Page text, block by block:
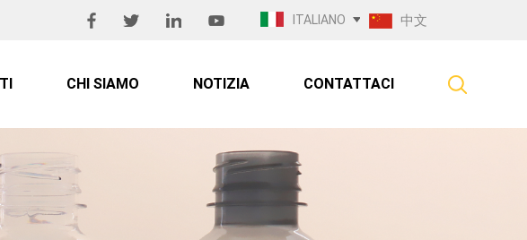
ITALIANO 中文
CHI SIAMO NOTIZIA CONTATTACI